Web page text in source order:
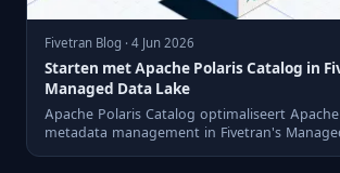
Fivetran Blog · 4 Jun 2026
Starten met Apache Polaris Catalog in
Managed Data Lake
Apache Polaris Catalog optimaliseert
metadata management in Fivetran's